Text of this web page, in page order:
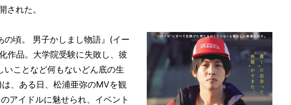
された。
の頃。 男子かしまし物語』(イー
作品。大学院受験に失敗し、彼
いことなど何もないどん底の生
、ある日、松浦亜弥のMVを観
アイドルに魅せられ、イベント